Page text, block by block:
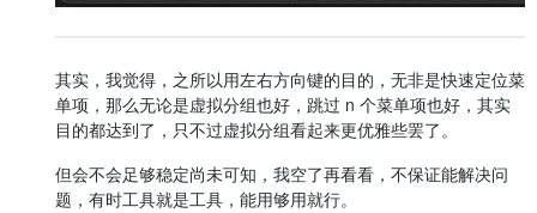
其实，我觉得，之所以用左右方向键的目的，无非是快速定位菜
单项，那么无论是虚拟分组也好，跳过 n 个菜单项也好，其实
目的都达到了，只不过虚拟分组看起来更优雅些罢了。
但会不会足够稳定尚未可知，我空了再看看，不保证能解决问
题，有时工具就是工具，能用够用就行。